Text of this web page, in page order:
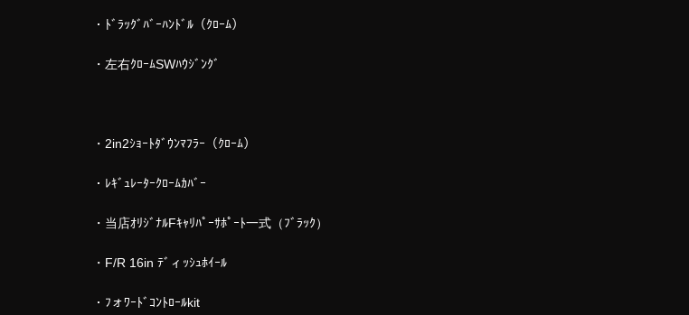
・ﾄﾞﾗｯｸﾞﾊﾞｰﾊﾝﾄﾞﾙ（ｸﾛｰﾑ）
・左右ｸﾛｰﾑSWﾊｳｼﾞﾝｸﾞ
・2in2ｼｮｰﾄﾀﾞｳﾝﾏﾌﾗｰ（ｸﾛｰﾑ）
・ﾚｷﾞｭﾚｰﾀｰｸﾛｰﾑｶﾊﾞｰ
・当店ｵﾘｼﾞﾅﾙFｷｬﾘﾊﾟｰｻﾎﾟｰﾄ一式（ﾌﾞﾗｯｸ）
・F/R 16in ﾃﾞィｯｼｭﾎｲｰﾙ
・ﾌォﾜｰﾄﾞｺﾝﾄﾛｰﾙkit